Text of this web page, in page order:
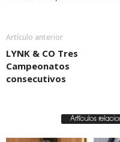
Artículo anterior
LYNK & CO Tres
Campeonatos
consecutivos
Artículos